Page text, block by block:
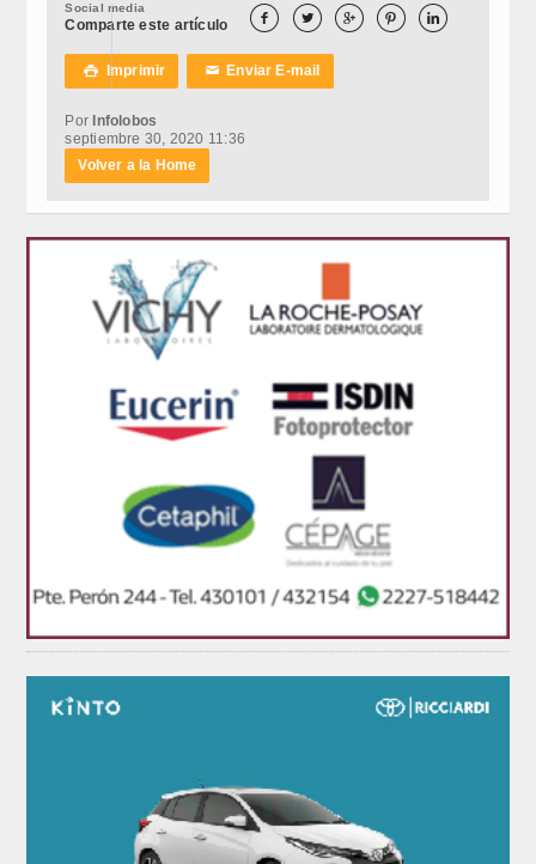
Social media
Comparte este artículo     
 Imprimir ✉Enviar E-mail
Por Infolobos
septiembre 30, 2020 11:36
Volver a la Home